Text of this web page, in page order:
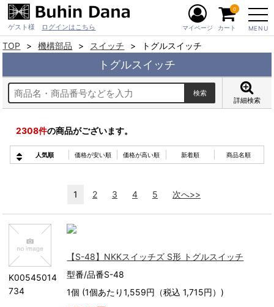
ゲスト様 ログインはこちら MENU
マイページ カート
0
TOP 機構部品 スイッチ トグルスイッチ
トグルスイッチ
詳細検索
2308件の商品がございます。
人気順 価格が安い順 価格が高い順 新着順 商品名順
1 2 3 4 5 次へ>>
K00545014
734
【S-48】NKKスイッチズ S形 トグルスイッチ
型番/品番S-48
1個 (1個あたり1,559円（税込 1,715円）)